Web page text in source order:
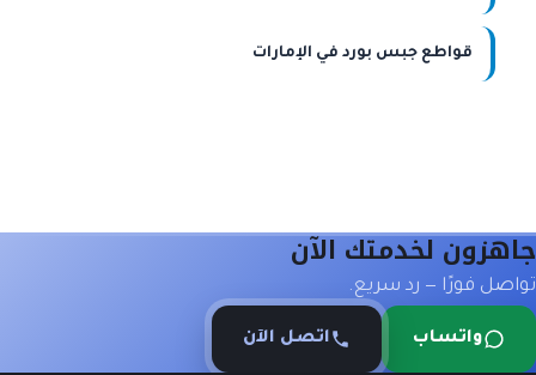
قواطع جبس بورد في الإمارات
جاهزون لخدمتك الآن
تواصل فورًا — رد سريع.
واتساب اتصل الآن